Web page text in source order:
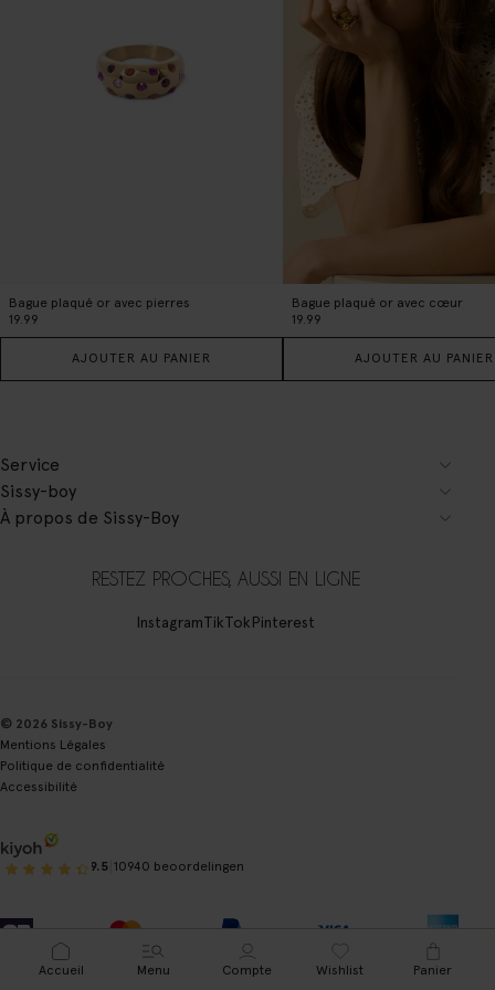
Bague plaqué or avec pierres
19.99
AJOUTER AU PANIER
Bague plaqué or avec cœur
19.99
AJOUTER AU PANIER
Service
Sissy-boy
À propos de Sissy-Boy
RESTEZ PROCHES, AUSSI EN LIGNE
InstagramTikTokPinterest
© 2026 Sissy-Boy
Mentions Légales
Politique de confidentialité
Accessibilité
9.5 10940 beoordelingen
Accueil Menu Compte Wishlist Panier